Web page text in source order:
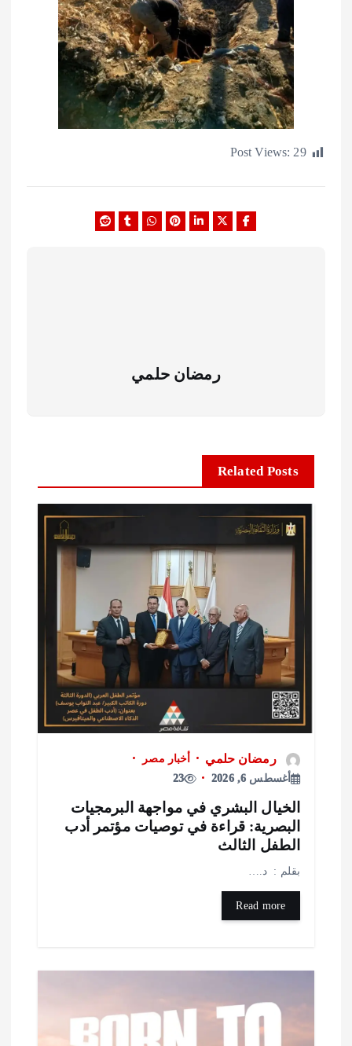
Post Views:
رمضان حلمي
Related Posts
رمضان حلمي
أخبار مصر
أغسطس 6, 2026
23
البشري في مواجهة البرمجيات
قراءة في توصيات مؤتمر أدب
الثالث